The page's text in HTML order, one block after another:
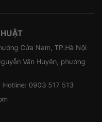
Cửa Nam, TP.Hà Nội
Văn Huyên, phường
0903 517 513